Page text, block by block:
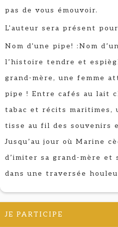
pas de vous émouvoir.
L'auteur sera présent
Nom d'une pipe! :Nom
l’histoire tendre et
grand-mère, une femme
pipe ! Entre cafés au lait
tabac et récits maritimes,
tisse au fil des souvenirs
Jusqu’au jour où Marine
d’imiter sa grand-mère et
dans une traversée
JE PARTICIPE